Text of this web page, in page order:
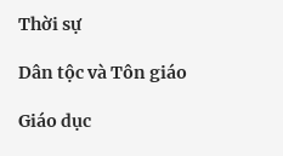
Thời sự
Dân tộc và Tôn giáo
Giáo dục